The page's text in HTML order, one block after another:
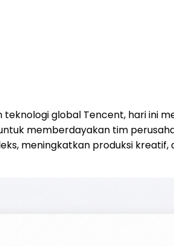
teknologi global Tencent, hari
memberdayakan tim
meningkatkan produksi